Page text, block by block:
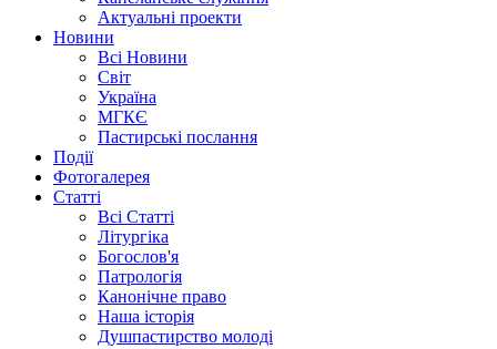
Актуальні проекти
Новини
Всі Новини
Світ
Україна
МГКЄ
Пастирські послання
Події
Фотогалерея
Статті
Всі Статті
Літургіка
Богослов'я
Патрологія
Канонічне право
Наша історія
Душпастирство молоді